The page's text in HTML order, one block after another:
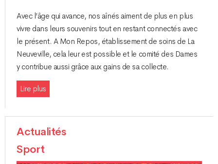
Avec l’âge qui avance, nos aînés aiment de plus en plus
vivre dans leurs souvenirs tout en restant connectés avec
le présent. A Mon Repos, établissement de soins de La
Neuveville, cela leur est possible et le comité des Dames
y contribue aussi grâce aux gains de sa collecte.
Lire plus
Actualités
Sport